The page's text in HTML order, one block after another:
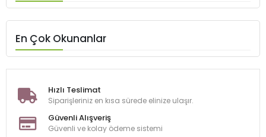
En Çok Okunanlar
Hızlı Teslimat
Siparişleriniz en kısa sürede elinize ulaşır.
Güvenli Alışveriş
Güvenli ve kolay ödeme sistemi